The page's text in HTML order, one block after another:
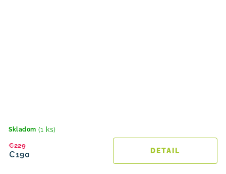
Skladom (1 ks)
€190
€229
DETAIL